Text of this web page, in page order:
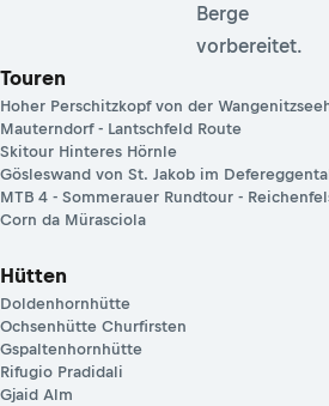
Berge
vorbereitet.
Touren
Hoher Perschitzkopf von der
Mauterndorf - Lantschfeld Route
Skitour Hinteres Hörnle
Gösleswand von St. Jakob im
MTB 4 - Sommerauer Rundtour -
Corn da Mürasciola
Hütten
Doldenhornhütte
Ochsenhütte Churfirsten
Gspaltenhornhütte
Rifugio Pradidali
Gjaid Alm